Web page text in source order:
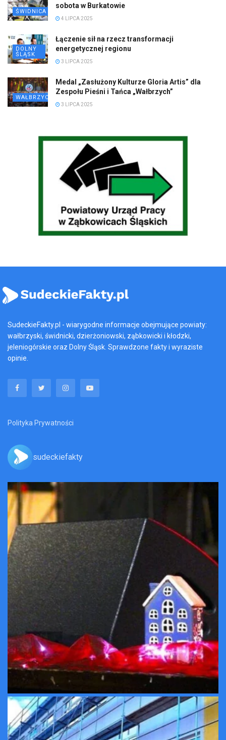
ŚWIDNICA
sobota w Burkatowie
4 LIPCA 2025
DOLNY
ŚLĄSK
Łączenie sił na rzecz transformacji
energetycznej regionu
3 LIPCA 2025
WAŁBRZYCH
Medal „Zasłużony Kulturze Gloria Artis” dla
Zespołu Pieśni i Tańca „Wałbrzych”
3 LIPCA 2025
SudeckieFakty.pl - wiarygodne informacje obejmujące powiaty:
wałbrzyski, świdnicki, dzierżoniowski, ząbkowicki i kłodzki,
jeleniogórskie oraz Dolny Śląsk. Sprawdzone fakty i wyraziste
opinie.
Polityka Prywatności
sudeckiefakty